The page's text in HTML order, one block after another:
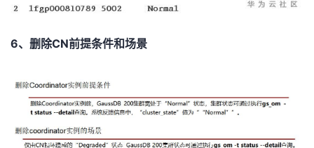
6、删除CN前提条件和场景